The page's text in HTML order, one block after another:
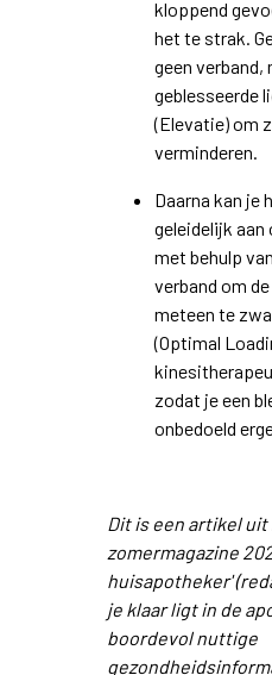
kloppend
het te strak.
geen verband,
geblesseerde
(Elevatie) om
verminderen.
Daarna kan je
geleidelijk aan
met behulp
verband om
meteen te
(Optimal
zodat je een
onbedoeld
Dit is een artikel uit
zomermagazine
huisapotheker'
je klaar ligt in de
boordevol nuttige